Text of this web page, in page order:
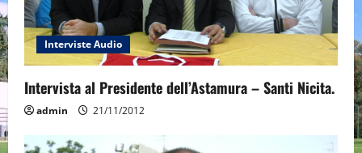
Interviste Audio
Intervista al Presidente dell’Astamura – Santi Nicita.
admin 21/11/2012